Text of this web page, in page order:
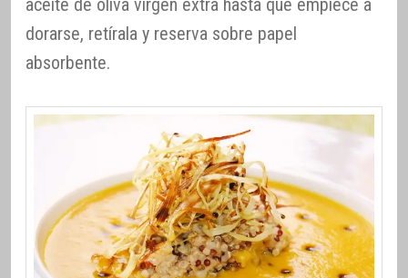
aceite de oliva virgen extra hasta que empiece a
dorarse, retírala y reserva sobre papel
absorbente.